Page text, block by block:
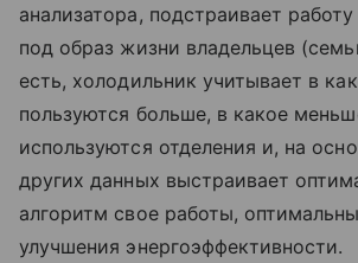
анализатора, подстраивает
под образ жизни владельцев
есть, холодильник учитывает в
пользуются больше, в какое
используются отделения и, на
других данных выстраивает
алгоритм свое работы,
улучшения энергоэффективности.